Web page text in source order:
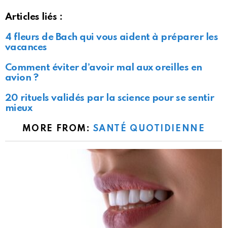
Articles liés :
4 fleurs de Bach qui vous aident à préparer les
vacances
Comment éviter d’avoir mal aux oreilles en
avion ?
20 rituels validés par la science pour se sentir
mieux
MORE FROM: SANTÉ QUOTIDIENNE